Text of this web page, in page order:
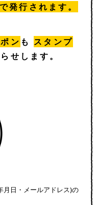
発行されます。
ン も スタンプ
せします。
日・メールアドレス)の